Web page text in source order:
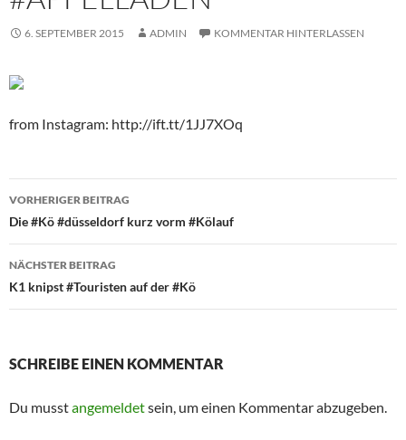
6. SEPTEMBER 2015 ADMIN KOMMENTAR HINTERLASSEN
from Instagram: http://ift.tt/1JJ7XOq
Beitragsnavigation
VORHERIGER BEITRAG
Die #Kö #düsseldorf kurz vorm #Kölauf
NÄCHSTER BEITRAG
K1 knipst #Touristen auf der #Kö
SCHREIBE EINEN KOMMENTAR
Du musstangemeldetsein, um einen Kommentar abzugeben.